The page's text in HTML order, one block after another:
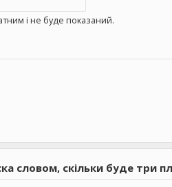
і не буде показаний.
словом, скільки буде три